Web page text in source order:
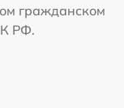
гражданском
РФ.